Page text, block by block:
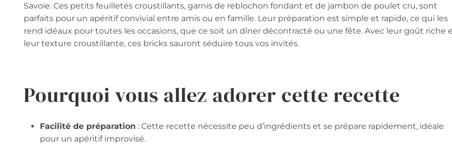
Savoie. Ces petits feuilletés croustillants, garnis de reblochon fondant et de jambon de poulet cru, sont
parfaits pour un apéritif convivial entre amis ou en famille. Leur préparation est simple et rapide, ce qui les
rend idéaux pour toutes les occasions, que ce soit un dîner décontracté ou une fête. Avec leur goût riche
leur texture croustillante, ces bricks sauront séduire tous vos invités.
Pourquoi vous allez adorer cette recette
Facilité de préparation : Cette recette nécessite peu d’ingrédients et se prépare rapidement, idéale
pour un apéritif improvisé.